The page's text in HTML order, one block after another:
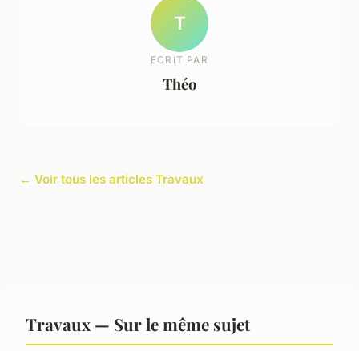
T
ECRIT PAR
Théo
← Voir tous les articles Travaux
Travaux — Sur le même sujet